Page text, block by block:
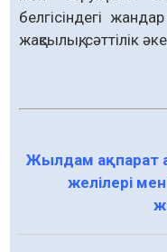
белгісіндегі
жақсылық, сәттілік
Жылдам ақпарат
желілері мен